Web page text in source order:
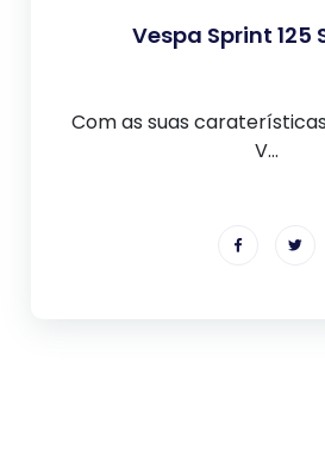
Vespa Sprint 125
Com as suas
V...